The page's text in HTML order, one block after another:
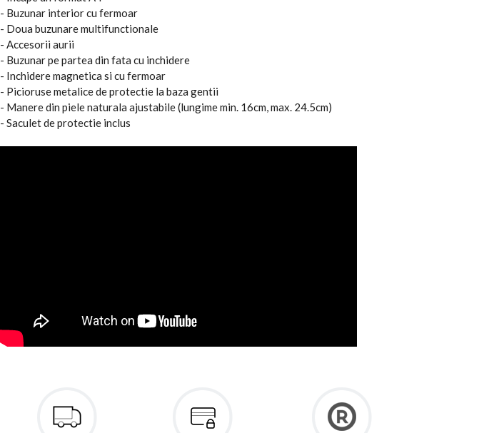
- Buzunar interior cu fermoar
- Doua buzunare multifunctionale
- Accesorii aurii
- Buzunar pe partea din fata cu inchidere
- Inchidere magnetica si cu fermoar
- Picioruse metalice de protectie la baza gentii
- Manere din piele naturala ajustabile (lungime min. 16cm, max. 24.5cm)
- Saculet de protectie inclus